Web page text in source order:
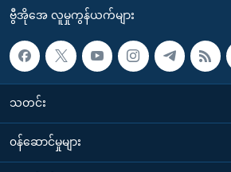
ဗွီအိုအေ လူမှုကွန်ယက်များ
သတင်း
၀န်ဆောင်မှုများ